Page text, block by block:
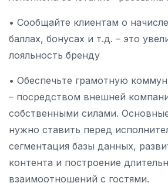
• Сообщайте клиентам о
баллах, бонусах и т.д. – это
лояльность бренду
• Обеспечьте грамотную
– посредством внешней
собственными силами.
нужно ставить перед
сегментация базы данных,
контента и построение
взаимоотношений с гостями.